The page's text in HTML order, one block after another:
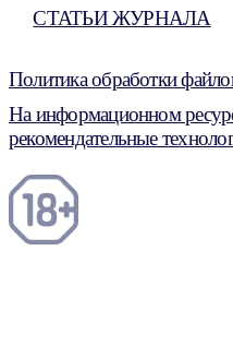
СТАТЬИ ЖУРНАЛА
Политика обработки
На информационном
рекомендательные